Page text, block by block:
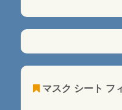
マスク シート フ